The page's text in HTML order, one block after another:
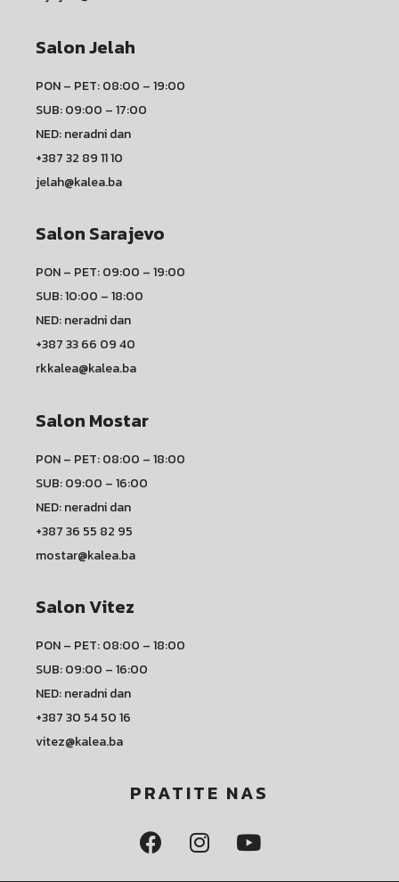
Salon Jelah
PON – PET: 08:00 – 19:00
SUB: 09:00 – 17:00
NED: neradni dan
+387 32 89 11 10
jelah@kalea.ba
Salon Sarajevo
PON – PET: 09:00 – 19:00
SUB: 10:00 – 18:00
NED: neradni dan
+387 33 66 09 40
rkkalea@kalea.ba
Salon Mostar
PON – PET: 08:00 – 18:00
SUB: 09:00 – 16:00
NED: neradni dan
+387 36 55 82 95
mostar@kalea.ba
Salon Vitez
PON – PET: 08:00 – 18:00
SUB: 09:00 – 16:00
NED: neradni dan
+387 30 54 50 16
vitez@kalea.ba
PRATITE NAS